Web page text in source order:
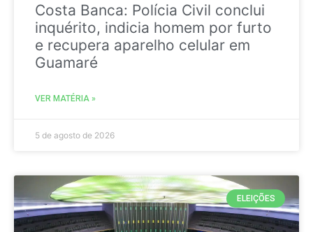
Costa Banca: Polícia Civil conclui
inquérito, indicia homem por furto
e recupera aparelho celular em
Guamaré
VER MATÉRIA »
5 de agosto de 2026
ELEIÇÕES